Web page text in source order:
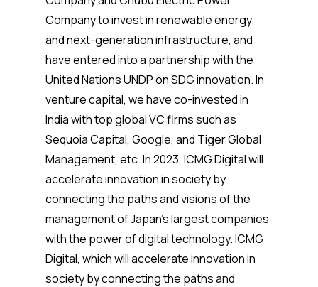
Company to invest in renewable energy
and next-generation infrastructure, and
have entered into a partnership with the
United Nations UNDP on SDG innovation. In
venture capital, we have co-invested in
India with top global VC firms such as
Sequoia Capital, Google, and Tiger Global
Management, etc. In 2023, ICMG Digital will
accelerate innovation in society by
connecting the paths and visions of the
management of Japan's largest companies
with the power of digital technology. ICMG
Digital, which will accelerate innovation in
society by connecting the paths and